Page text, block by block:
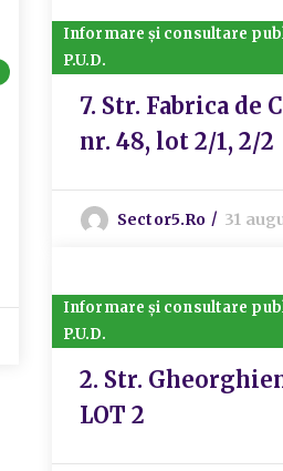
Informare și consultare
P.U.D.
7. Str. Fabrica de
nr. 48, lot 2/1, 2/2
Sector5.ro 31
Informare și consultare
P.U.D.
2. Str.
LOT 2